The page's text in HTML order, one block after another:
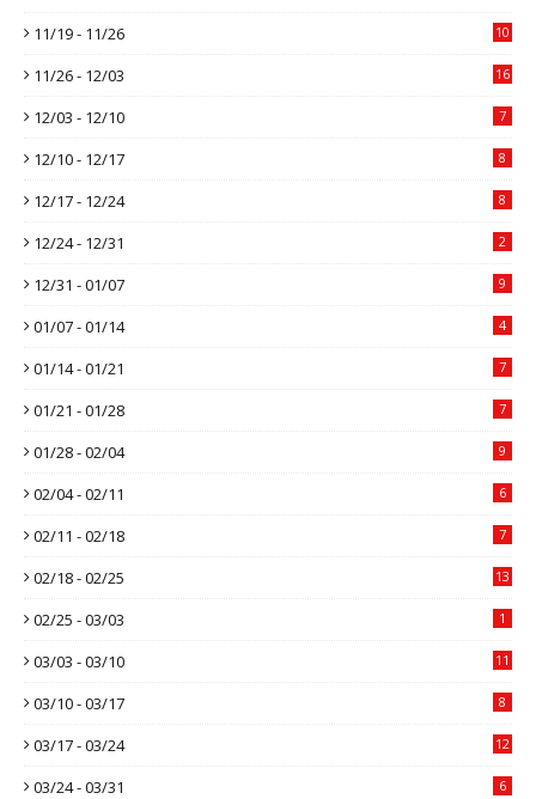
11/19 - 11/26
10
11/26 - 12/03 16
12/03 - 12/10 7
12/10 - 12/17 8
12/17 - 12/24 8
12/24 - 12/31 2
12/31 - 01/07 9
01/07 - 01/14 4
01/14 - 01/21 7
01/21 - 01/28 7
01/28 - 02/04 9
02/04 - 02/11 6
02/11 - 02/18 7
02/18 - 02/25 13
02/25 - 03/03 1
03/03 - 03/10 11
03/10 - 03/17 8
03/17 - 03/24 12
03/24 - 03/31 6